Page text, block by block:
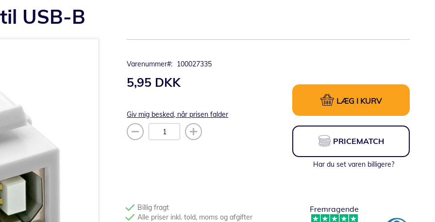
USB-B
Varenummer 100027335
5,95 DKK
Giv mig besked, når prisen falder
LÆG I KURV
PRICEMATCH
Har du set varen billigere?
Billig fragt
Alle priser inkl. told, moms og afgifter
Fremragende